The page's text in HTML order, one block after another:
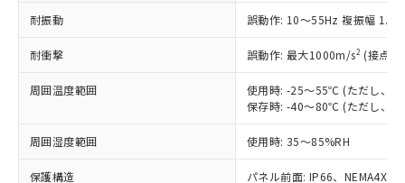
耐振動 誤動作: 10～55Hz 複振幅
耐衝撃 誤動作: 最大1000m/s2 (接点
周囲温度範囲
使用時: -25～55℃ (ただし、氷
保存時: -40～80℃ (ただし、氷
周囲湿度範囲 使用時: 35～85%RH
保護構造 パネル前面: IP66、NEMA4X,
正式な納期状況および標準価格はお客
様のお取引先、またはお客様担当のオ
ムロン制御機器販売店・当社販売員に
オムロン制御機器販売店や当社販売拠
販売ネットワーク
」をご確認
在庫状況および標準価格結果を当社の
ルベンジル（BBP） 1000ppm以下、フタル酸ジブチル
（DBP） 1000ppm以下、フタル酸ジイソブチル
但し、RoHS指令で産業用監視および制御機器に対する
フタル酸エステル類の４物質については閾値を超える意
図的な使用がないことを確認しています。
DBP(フタル酸ジブチル) : 1000ppm、 DIBP(フタル酸ジ
イソブチル) : 1000ppm、 BBP(フタル酸ブチルベンジ
「ｅ」：有害物質（10物質）のすべてが基
準値以下であることを示します。
全に破砕するなど、違法に輸出されな
いよう必要な手段を講じます。
当社は貴社製品を、核兵器、ミサイ
ル、化学兵器、生物兵器またはその他
武器並びにこれらの製造装置等に一切
当社は、貴社製品を第三者に販売する
場合は、上記1、2および3の内容を当
該第三者に通知します。また当社は、
－
在庫なし(最新の在庫状況につ
いては、お客様のお取引先、ま
たはお客様担当のオムロン制御
機器販売店・当社販売員にご確